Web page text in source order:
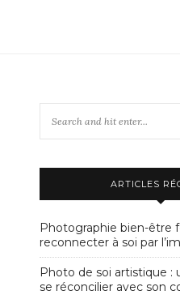
ARTICLES
Photographie bien-être
reconnecter à soi par
Photo de soi artistique :
se réconcilier avec son